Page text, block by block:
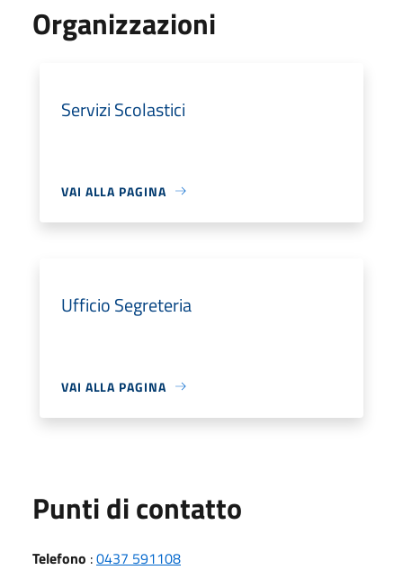
Organizzazioni
Servizi Scolastici
VAI ALLA PAGINA
Ufficio Segreteria
VAI ALLA PAGINA
Punti di contatto
Telefono :0437 591108